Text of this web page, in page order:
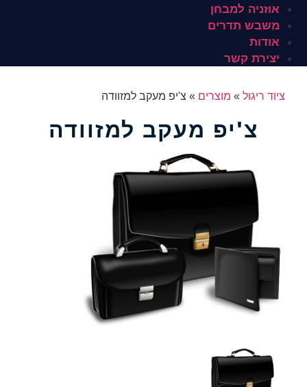
אוזניה למבחן
משבש תדרים
אודות
יצירת קשר
ציוד ריגול » מוצרים » צ'יפ מעקב למזוודה
צ'יפ מעקב למזוודה